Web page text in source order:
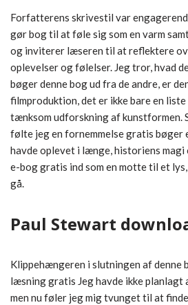
Forfatterens skrivestil var
gør bog til at føle sig som en varm
og inviterer læseren til at reflektere
oplevelser og følelser. Jeg tror, hvad
bøger denne bog ud fra de andre, er
filmproduktion, det er ikke bare en liste
tænksom udforskning af kunstformen.
følte jeg en fornemmelse gratis bøger
havde oplevet i længe, historiens magi
e-bog gratis ind som en motte til et
gå.
Paul Stewart
Klippehængeren i slutningen af
læsning gratis Jeg havde ikke
men nu føler jeg mig tvunget til at